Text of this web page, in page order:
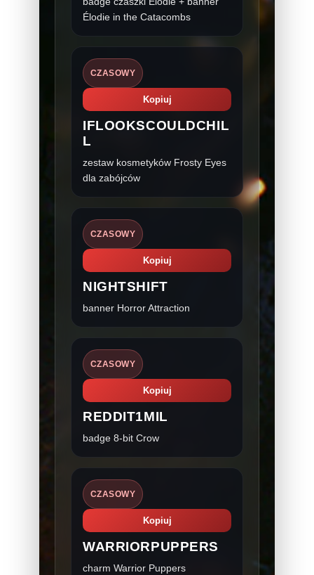
Élodie in the Catacombs
CZASOWY
Kopiuj
IFLOOKSCOULDCHIL
L
zestaw kosmetyków Frosty Eyes
dla zabójców
CZASOWY
Kopiuj
NIGHTSHIFT
banner Horror Attraction
CZASOWY
Kopiuj
REDDIT1MIL
badge 8-bit Crow
CZASOWY
Kopiuj
WARRIORPUPPERS
charm Warrior Puppers